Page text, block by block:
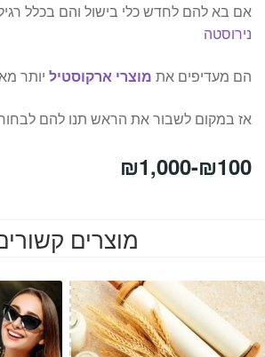
אם בא להם לחדש כלי בישול והם בכלל
נירוסטה
הם מעדיפים את מוצרי ארקוסטיל יותר
אז במקום לשבור את הראש תנו להם
₪100
-
₪1,000
מוצרים